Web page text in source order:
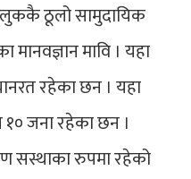
ठूलो सामुदायिक
मावि । यहा
रहेका छन । यहा
१० जना रहेका छन ।
सस्थाका रुपमा रहेको